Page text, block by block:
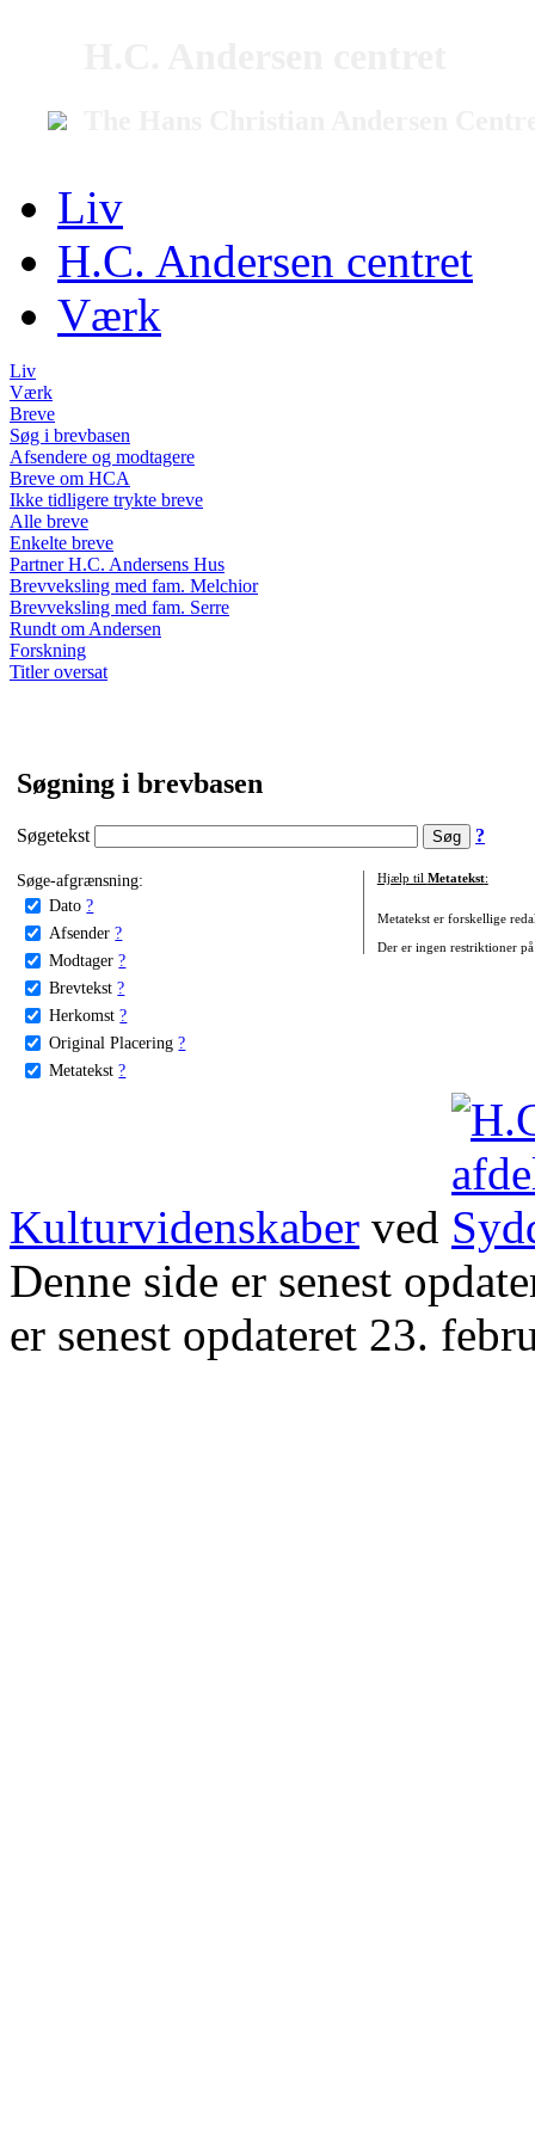
Liv
H.C. Andersen centret
Værk
Liv
Værk
Breve
Søg i brevbasen
Afsendere og modtagere
Breve om HCA
Ikke tidligere trykte breve
Alle breve
Enkelte breve
Partner H.C. Andersens Hus
Brevveksling med fam. Melchior
Brevveksling med fam. Serre
Rundt om Andersen
Forskning
Titler oversat
Søgning i brevbasen
Søgetekst ?
Søge-afgrænsning:
Dato ?
Afsender ?
Modtager ?
Brevtekst ?
Herkomst ?
Original Placering ?
Metatekst ?
Hjælp til Metatekst:
Metatekst er forskellige
Der er ingen restriktioner
Kulturvidenskaber ved
Denne side er senest
er senest opdateret 23.